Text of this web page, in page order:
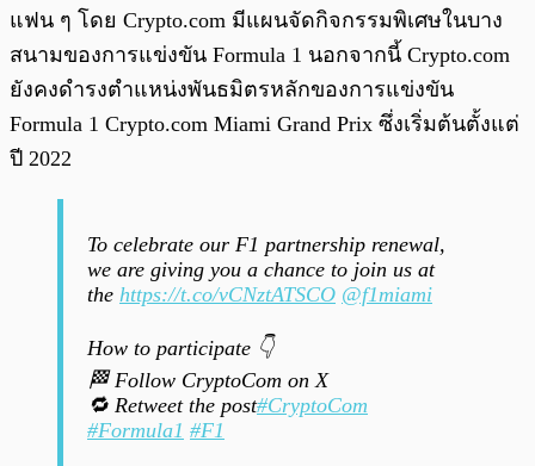
แฟน ๆ โดย Crypto.com มีแผนจัดกิจกรรมพิเศษในบาง
สนามของการแข่งขัน Formula 1 นอกจากนี้ Crypto.com
ยังคงดำรงตำแหน่งพันธมิตรหลักของการแข่งขัน
Formula 1 Crypto.com Miami Grand Prix ซึ่งเริ่มต้นตั้งแต่
ปี 2022
To celebrate our F1 partnership renewal,
we are giving you a chance to join us at
the https://t.co/vCNztATSCO @f1miami
How to participate 👇
🏁 Follow CryptoCom on X
🔁 Retweet the post#CryptoCom
#Formula1 #F1